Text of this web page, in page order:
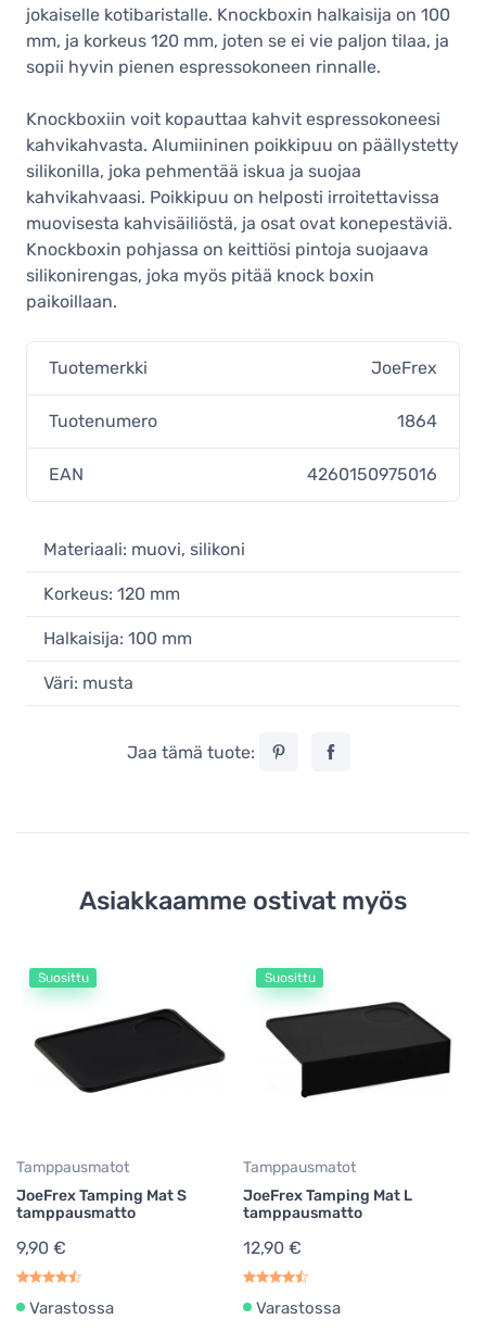
jokaiselle kotibaristalle. Knockboxin halkaisija on 100
mm, ja korkeus 120 mm, joten se ei vie paljon tilaa, ja
sopii hyvin pienen espressokoneen rinnalle.
Knockboxiin voit kopauttaa kahvit espressokoneesi
kahvikahvasta. Alumiininen poikkipuu on päällystetty
silikonilla, joka pehmentää iskua ja suojaa
kahvikahvaasi. Poikkipuu on helposti irroitettavissa
muovisesta kahvisäiliöstä, ja osat ovat konepestäviä.
Knockboxin pohjassa on keittiösi pintoja suojaava
silikonirengas, joka myös pitää knock boxin
paikoillaan.
Tuotemerkki JoeFrex
Tuotenumero 1864
EAN 4260150975016
Materiaali: muovi, silikoni
Korkeus: 120 mm
Halkaisija: 100 mm
Väri: musta
Jaa tämä tuote:
Asiakkaamme ostivat myös
Suosittu
Tamppausmatot
JoeFrex Tamping Mat S
tamppausmatto
9,90 €
Varastossa
Suosittu
Tamppausmatot
JoeFrex Tamping Mat L
tamppausmatto
12,90 €
Varastossa